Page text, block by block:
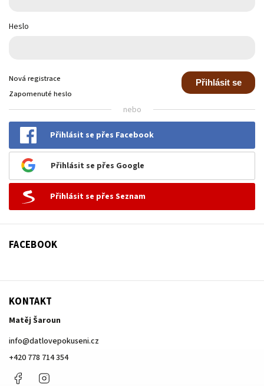
Heslo
Přihlásit se
Nová registrace
Zapomenuté heslo
nebo
Přihlásit se přes Facebook
Přihlásit se přes Google
Přihlásit se přes Seznam
FACEBOOK
KONTAKT
Matěj Šaroun
info@datlovepokuseni.cz
+420 778 714 354
Facebook